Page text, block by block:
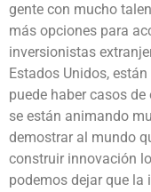
gente con mucho
más opciones para
inversionistas
Estados Unidos,
puede haber casos
se están animando
demostrar al mundo
construir innovación
podemos dejar que la